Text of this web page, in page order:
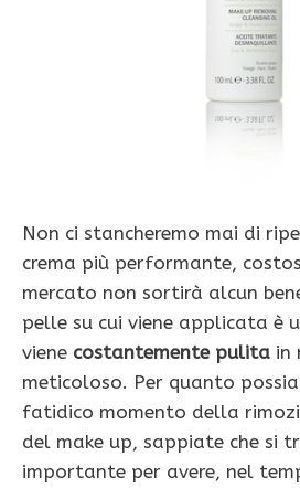
Non ci stancheremo mai di
crema più performante,
mercato non sortirà alcun
pelle su cui viene applicata è
viene costantemente pulita in
meticoloso. Per quanto
fatidico momento della
del make up, sappiate che si
importante per avere, nel